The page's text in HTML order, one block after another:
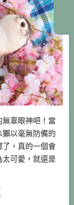
辜眼神吧！當
以毫無防備的
了，真的一個會
太可愛，就還是